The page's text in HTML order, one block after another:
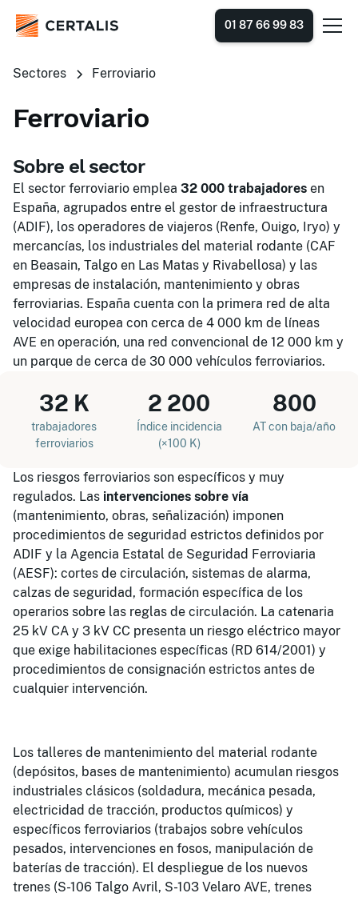
01 87 66 99 83
Sectores Ferroviario
Ferroviario
Sobre el sector
El sector ferroviario emplea 32 000 trabajadores en
España, agrupados entre el gestor de infraestructura
(ADIF), los operadores de viajeros (Renfe, Ouigo, Iryo) y
mercancías, los industriales del material rodante (CAF
en Beasain, Talgo en Las Matas y Rivabellosa) y las
empresas de instalación, mantenimiento y obras
ferroviarias. España cuenta con la primera red de alta
velocidad europea con cerca de 4 000 km de líneas
AVE en operación, una red convencional de 12 000 km y
un parque de cerca de 30 000 vehículos ferroviarios.
32 K
trabajadores
ferroviarios
2 200
Índice incidencia
(×100 K)
800
AT con baja/año
Los riesgos ferroviarios son específicos y muy
regulados. Las intervenciones sobre vía
(mantenimiento, obras, señalización) imponen
procedimientos de seguridad estrictos definidos por
ADIF y la Agencia Estatal de Seguridad Ferroviaria
(AESF): cortes de circulación, sistemas de alarma,
calzas de seguridad, formación específica de los
operarios sobre las reglas de circulación. La catenaria
25 kV CA y 3 kV CC presenta un riesgo eléctrico mayor
que exige habilitaciones específicas (RD 614/2001) y
procedimientos de consignación estrictos antes de
cualquier intervención.
Los talleres de mantenimiento del material rodante
(depósitos, bases de mantenimiento) acumulan riesgos
industriales clásicos (soldadura, mecánica pesada,
electricidad de tracción, productos químicos) y
específicos ferroviarios (trabajos sobre vehículos
pesados, intervenciones en fosos, manipulación de
baterías de tracción). El despliegue de los nuevos
trenes (S-106 Talgo Avril, S-103 Velaro AVE, trenes